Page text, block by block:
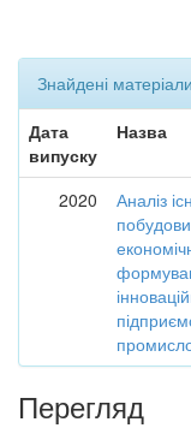
Знайдені
Дата
випуску
Назва
2020
Аналіз
Перегляд